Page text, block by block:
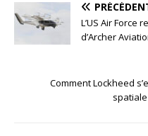
L’US Air Force
d’Archer
Comment Lockheed